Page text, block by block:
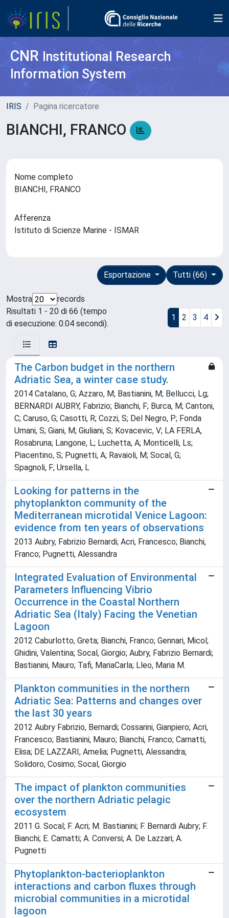
CNR Institutional Research
Information System
IRIS Pagina ricercatore
BIANCHI, FRANCO
Nome completo
BIANCHI, FRANCO
Afferenza
Istituto di Scienze Marine - ISMAR
Tutti (66)
Esportazione
Mostra
records
Risultati 1 - 20 di 66 (tempo
di esecuzione: 0.04 secondi).
1 2 3 4
The Carbon budget in the northern
Adriatic Sea, a winter case study.
2014 Catalano, G; Azzaro, M; Bastianini, M; Bellucci, Lg;
BERNARDI AUBRY, Fabrizio; Bianchi, F; Burca, M; Cantoni,
C; Caruso, G; Casotti, R; Cozzi, S; Del Negro, P; Fonda
Umani, S; Giani, M; Giuliani, S; Kovacevic, V; LA FERLA,
Rosabruna; Langone, L; Luchetta, A; Monticelli, Ls;
Piacentino, S; Pugnetti, A; Ravaioli, M; Socal, G;
Spagnoli, F; Ursella, L
Looking for patterns in the
phytoplankton community of the
Mediterranean microtidal Venice Lagoon:
evidence from ten years of observations
2013 Aubry, Fabrizio Bernardi; Acri, Francesco; Bianchi,
Franco; Pugnetti, Alessandra
Integrated Evaluation of Environmental
Parameters Influencing Vibrio
Occurrence in the Coastal Northern
Adriatic Sea (Italy) Facing the Venetian
Lagoon
2012 Caburlotto, Greta; Bianchi, Franco; Gennari, Micol;
Ghidini, Valentina; Socal, Giorgio; Aubry, Fabrizio Bernardi;
Bastianini, Mauro; Tafi, MariaCarla; Lleo, Maria M.
Plankton communities in the northern
Adriatic Sea: Patterns and changes over
the last 30 years
2012 Aubry Fabrizio, Bernardi; Cossarini, Gianpiero; Acri,
Francesco; Bastianini, Mauro; Bianchi, Franco; Camatti,
Elisa; DE LAZZARI, Amelia; Pugnetti, Alessandra;
Solidoro, Cosimo; Socal, Giorgio
The impact of plankton communities
over the northern Adriatic pelagic
ecosystem
2011 G. Socal; F. Acri; M. Bastianini; F. Bernardi Aubry; F.
Bianchi; E. Camatti; A. Conversi; A. De Lazzari; A.
Pugnetti
Phytoplankton-bacterioplankton
interactions and carbon fluxes through
microbial communities in a microtidal
lagoon